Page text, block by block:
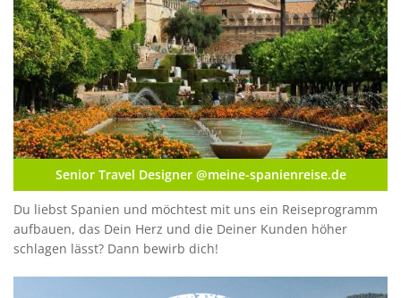
Senior Travel Designer @meine-spanienreise.de
Du liebst Spanien und möchtest mit uns ein Reiseprogramm
aufbauen, das Dein Herz und die Deiner Kunden höher
schlagen lässt? Dann bewirb dich!